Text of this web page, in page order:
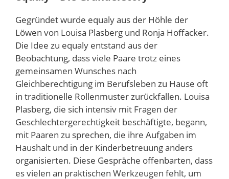
Gegründet wurde equaly aus der Höhle der
Löwen von Louisa Plasberg und Ronja Hoffacker.
Die Idee zu equaly entstand aus der
Beobachtung, dass viele Paare trotz eines
gemeinsamen Wunsches nach
Gleichberechtigung im Berufsleben zu Hause oft
in traditionelle Rollenmuster zurückfallen. Louisa
Plasberg, die sich intensiv mit Fragen der
Geschlechtergerechtigkeit beschäftigte, begann,
mit Paaren zu sprechen, die ihre Aufgaben im
Haushalt und in der Kinderbetreuung anders
organisierten. Diese Gespräche offenbarten, dass
es vielen an praktischen Werkzeugen fehlt, um